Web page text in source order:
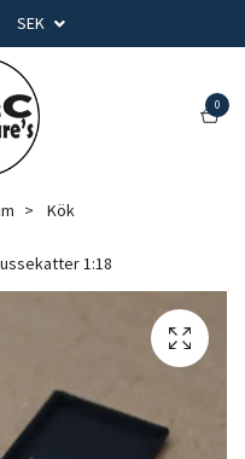
SEK
0
Kök
1:18